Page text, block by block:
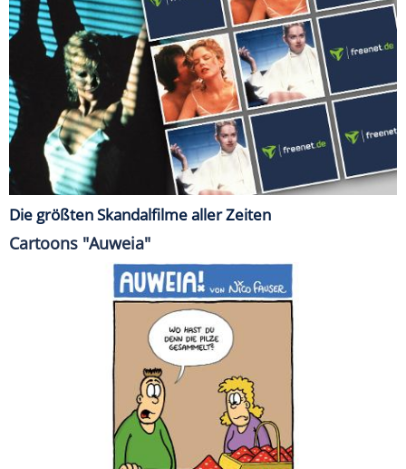
Die größten Skandalfilme aller Zeiten
Cartoons "Auweia"